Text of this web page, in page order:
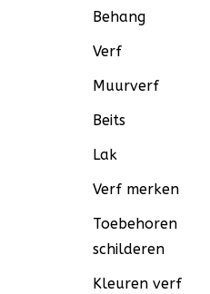
Behang
Verf
Muurverf
Beits
Lak
Verf merken
Toebehoren
schilderen
Kleuren verf